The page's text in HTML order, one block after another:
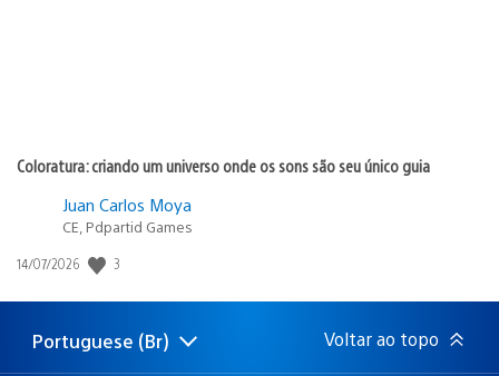
Coloratura: criando um universo onde os sons são seu único guia
Juan Carlos Moya
CE, Pdpartid Games
Data
publicação:
14/07/2026 3
Selecione
uma
Região
atual:
Portuguese (Br) Voltar ao topo